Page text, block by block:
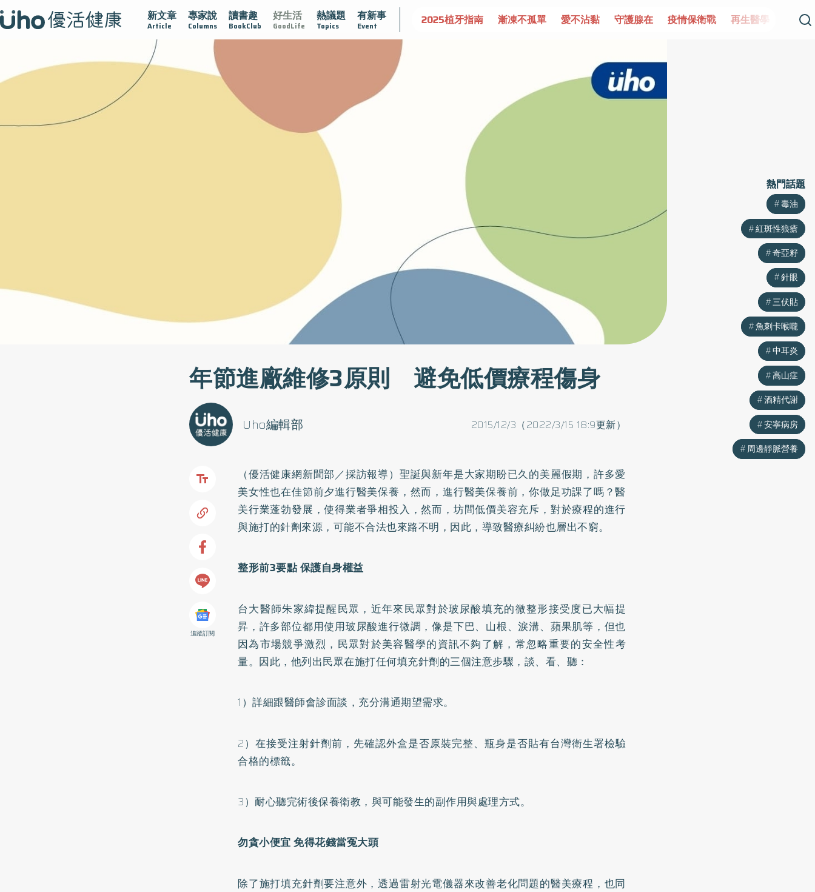
新文章
Article
專家說
Columns
讀書趣
BookClub
好生活
GoodLife
熱議題
Topics
有新事
Event
疫情保衛戰 再生醫學 愛的未來視 認識攝護腺肥大 守護骨骼健康 達文西手術專欄 2025植牙指南 漸凍不孤單 愛不沾黏 守護腺在 疫情保衛戰 再生醫學 愛的
年節進廠維修3原則 避免低價療程傷身
2015/12/3（2022/3/15 18:9更新）
Uho編輯部
追蹤訂閱
（優活健康網新聞部／採訪報導）聖誕與新年是大家期盼已久的美麗假期，許多愛
美女性也在佳節前夕進行醫美保養，然而，進行醫美保養前，你做足功課了嗎？醫
美行業蓬勃發展，使得業者爭相投入，然而，坊間低價美容充斥，對於療程的進行
與施打的針劑來源，可能不合法也來路不明，因此，導致醫療糾紛也層出不窮。
整形前3要點 保護自身權益
台大醫師朱家緯提醒民眾，近年來民眾對於玻尿酸填充的微整形接受度已大幅提
昇，許多部位都用使用玻尿酸進行微調，像是下巴、山根、淚溝、蘋果肌等，但也
因為市場競爭激烈，民眾對於美容醫學的資訊不夠了解，常忽略重要的安全性考
量。因此，他列出民眾在施打任何填充針劑的三個注意步驟，談、看、聽：
1）詳細跟醫師會診面談，充分溝通期望需求。
2）在接受注射針劑前，先確認外盒是否原裝完整、瓶身是否貼有台灣衛生署檢驗
合格的標籤。
3）耐心聽完術後保養衛教，與可能發生的副作用與處理方式。
勿貪小便宜 免得花錢當冤大頭
除了施打填充針劑要注意外，透過雷射光電儀器來改善老化問題的醫美療程，也同
熱門話題
毒油
紅斑性狼瘡
奇亞籽
針眼
三伏貼
魚刺卡喉嚨
中耳炎
高山症
酒精代謝
安寧病房
周邊靜脈營養
熱門話題
毒油
紅斑性狼瘡
奇亞籽
針眼
三伏貼
魚刺卡喉嚨
中耳炎
高山症
酒精代謝
安寧病房
周邊靜脈營養